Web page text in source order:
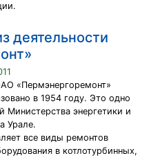
деятельности
«Пермэнергоремонт»
в 1954 году. Это одно
Министерства энергетики и
Урале.
все виды ремонтов
в котлотурбинных,